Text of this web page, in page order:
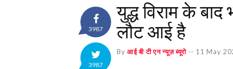
3987
3987
युद्ध विराम के
लौट आई है
Byआई बी टी एन न्यूज़ ब्यूरो -- 11 May